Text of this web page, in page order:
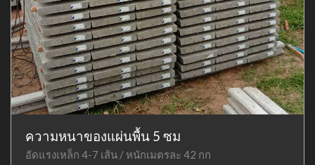
ความหนาของแผ่นพื้น 5 ซม
อัดแรงเหล็ก 4-7 เส้น / หนักเมตรละ 42 กก